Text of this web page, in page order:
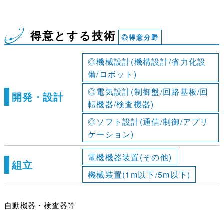
得意とする技術 ◎得意分野
開発・設計
◎機械設計(機構設計/省力化設
備/ロボット)
◎電気設計(制御盤/回路基板/回
転機器/検査機器)
◎ソフト設計(通信/制御/アプリ
ケーション)
組立
電機機器装置(その他)
機械装置(1m以下/5m以下)
自動機器・検査器等